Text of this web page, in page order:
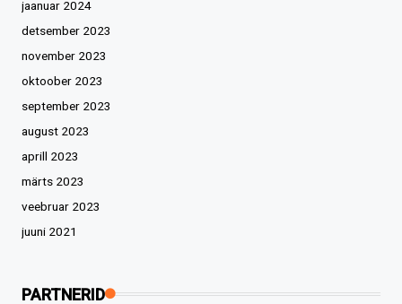
jaanuar 2024
detsember 2023
november 2023
oktoober 2023
september 2023
august 2023
aprill 2023
märts 2023
veebruar 2023
juuni 2021
PARTNERID